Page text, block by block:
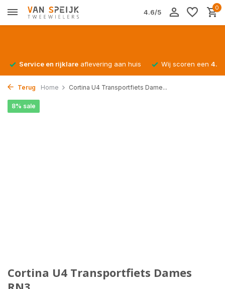
4.6/5
0
Service en rijklare aflevering aan huis Wij scoren een
Terug Home Cortina U4 Transportfiets Dame...
Cortina U4 Transportfiets Dames
8% sale